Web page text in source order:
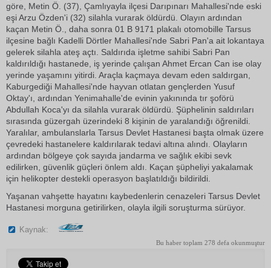
göre, Metin Ö. (37), Çamlıyayla ilçesi Darıpınarı Mahallesi'nde eski
eşi Arzu Özden'i (32) silahla vurarak öldürdü. Olayın ardından
kaçan Metin Ö., daha sonra 01 B 9171 plakalı otomobille Tarsus
ilçesine bağlı Kadelli Dörtler Mahallesi'nde Sabri Pan'a ait lokantaya
gelerek silahla ateş açtı. Saldırıda işletme sahibi Sabri Pan
kaldırıldığı hastanede, iş yerinde çalışan Ahmet Ercan Can ise olay
yerinde yaşamını yitirdi. Araçla kaçmaya devam eden saldırgan,
Kaburgediği Mahallesi'nde hayvan otlatan gençlerden Yusuf
Oktay'ı, ardından Yenimahalle'de evinin yakınında tır şoförü
Abdullah Koca'yı da silahla vurarak öldürdü. Şüphelinin saldırıları
sırasında güzergah üzerindeki 8 kişinin de yaralandığı öğrenildi.
Yaralılar, ambulanslarla Tarsus Devlet Hastanesi başta olmak üzere
çevredeki hastanelere kaldırılarak tedavi altına alındı. Olayların
ardından bölgeye çok sayıda jandarma ve sağlık ekibi sevk
edilirken, güvenlik güçleri önlem aldı. Kaçan şüpheliyi yakalamak
için helikopter destekli operasyon başlatıldığı bildirildi.
Yaşanan vahşette hayatını kaybedenlerin cenazeleri Tarsus Devlet
Hastanesi morguna getirilirken, olayla ilgili soruşturma sürüyor.
Kaynak:
Bu haber toplam 278 defa okunmuştur